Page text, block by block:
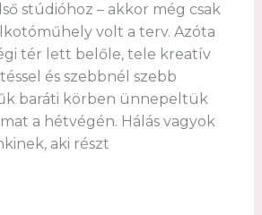
stúdióhoz – akkor még csak
volt a terv. Azóta
tér lett belőle, tele kreatív
és szebbnél szebb
baráti körben ünnepeltük
a hétvégén. Hálás vagyok
aki részt